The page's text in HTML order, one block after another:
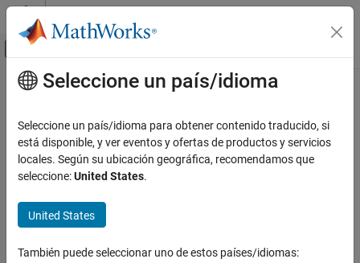
Saltar al contenido
Mostrar/ocultar menú de navegación
Inicio de Documentación
Contenido principal
¿Qué tan útil fue esta traducción?
Seleccione un país/idioma
Seleccione un país/idioma para obtener contenido traducido, si
está disponible, y ver eventos y ofertas de productos y servicios
locales. Según su ubicación geográfica, recomendamos que
seleccione:United States.
United States
También puede seleccionar uno de estos países/idiomas: